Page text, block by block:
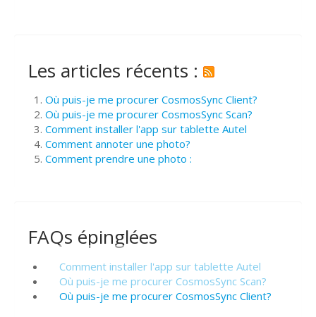
Les articles récents :
Où puis-je me procurer CosmosSync Client?
Où puis-je me procurer CosmosSync Scan?
Comment installer l'app sur tablette Autel
Comment annoter une photo?
Comment prendre une photo :
FAQs épinglées
Comment installer l'app sur tablette Autel
Où puis-je me procurer CosmosSync Scan?
Où puis-je me procurer CosmosSync Client?